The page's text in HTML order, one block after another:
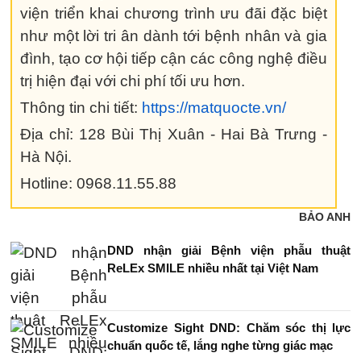
viện triển khai chương trình ưu đãi đặc biệt
như một lời tri ân dành tới bệnh nhân và gia
đình, tạo cơ hội tiếp cận các công nghệ điều
trị hiện đại với chi phí tối ưu hơn.
Thông tin chi tiết: https://matquocte.vn/
Địa chỉ: 128 Bùi Thị Xuân - Hai Bà Trưng -
Hà Nội.
Hotline: 0968.11.55.88
BẢO ANH
DND nhận giải Bệnh viện phẫu thuật
ReLEx SMILE nhiều nhất tại Việt Nam
Customize Sight DND: Chăm sóc thị lực
chuẩn quốc tế, lắng nghe từng giác mạc